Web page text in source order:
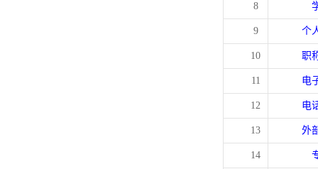
8
9 个
10 职
11 电
12 电
13 外
14